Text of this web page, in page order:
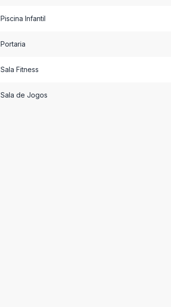
Piscina Infantil
Portaria
Sala Fitness
Sala de Jogos